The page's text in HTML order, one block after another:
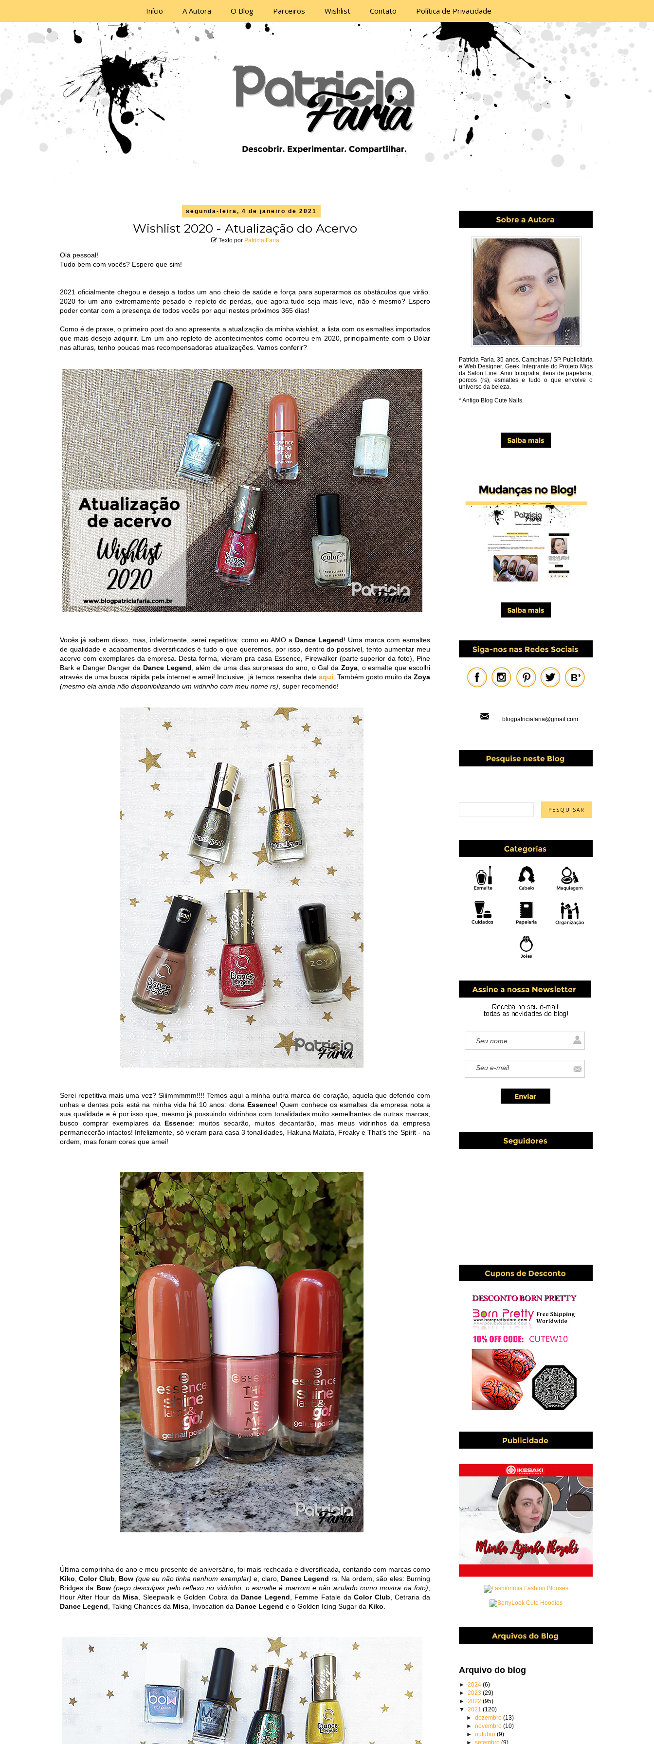
Início A Autora O Blog Parceiros Wishlist Contato Política de Privacidade
segunda-feira, 4 de janeiro de 2021
Wishlist 2020 - Atualização do Acervo
Texto por Patricia Faria
Olá pessoal!
Tudo bem com vocês? Espero que sim!
2021 oficialmente chegou e desejo a todos um ano cheio de saúde e força para superarmos os obstáculos que virão.
2020 foi um ano extremamente pesado e repleto de perdas, que agora tudo seja mais leve, não é mesmo? Espero
poder contar com a presença de todos vocês por aqui nestes próximos 365 dias!
Como é de praxe, o primeiro post do ano apresenta a atualização da minha wishlist, a lista com os esmaltes importados
que mais desejo adquirir. Em um ano repleto de acontecimentos como ocorreu em 2020, principalmente com o Dólar
nas alturas, tenho poucas mas recompensadoras atualizações. Vamos conferir?
Vocês já sabem disso, mas, infelizmente, serei repetitiva: como eu AMO a Dance Legend! Uma marca com esmaltes
de qualidade e acabamentos diversificados é tudo o que queremos, por isso, dentro do possível, tento aumentar meu
acervo com exemplares da empresa. Desta forma, vieram pra casa Essence, Firewalker (parte superior da foto), Pine
Bark e Danger Danger da Dance Legend , além de uma das surpresas do ano, o Gal da Zoya, o esmalte que escolhi
através de uma busca rápida pela internet e amei! Inclusive, já temos resenha dele aqui . Também gosto muito daZoya
(mesmo ela ainda não disponibilizando um vidrinho com meu nome rs) , super recomendo!
Serei repetitiva mais uma vez? Siiimmmmm!!!! Temos aqui a minha outra marca do coração, aquela que defendo com
unhas e dentes pois está na minha vida há 10 anos: dona Essence! Quem conhece os esmaltes da empresa nota a
sua qualidade e é por isso que, mesmo já possuindo vidrinhos com tonalidades muito semelhantes de outras marcas,
busco comprar exemplares da Essence: muitos secarão, muitos decantarão, mas meus vidrinhos da empresa
permanecerão intactos! Infelizmente, só vieram para casa 3 tonalidades, Hakuna Matata, Freaky e That's the Spirit - na
ordem, mas foram cores que amei!
Última comprinha do ano e meu presente de aniversário, foi mais recheada e diversificada, contando com marcas como
Kiko ,Color Club Bow (que eu não tinha nenhum exemplar) e, claro, Dance Legend rs. Na ordem, são eles: Burning
Bridges da Bow (peço desculpas pelo reflexo no vidrinho, o esmalte é marrom e não azulado como mostra na foto)
Hour After Hour da Misa , Sleepwalk e Golden Cobra da Dance Legend , Femme Fatale daColor Club , Cetraria da
Dance Legend , Taking Chances da Misa , Invocation da Dance Legend e o Golden Icing Sugar da Kiko
Patricia Faria.35 anos. Campinas / SP. Publicitária
e Web Designer. Geek. Integrante do Projeto Migs
da Salon Line. Amo fotografia, itens de papelaria,
porcos (rs), esmaltes e tudo o que envolve o
universo da beleza.
* Antigo Blog Cute Nails.
blogpatriciafaria@gmail.com
Arquivo do blog
►2024(6)
►2023(29)
►2022(95)
▼2021(120)
► dezembro (13)
► novembro (10)
► outubro (9)